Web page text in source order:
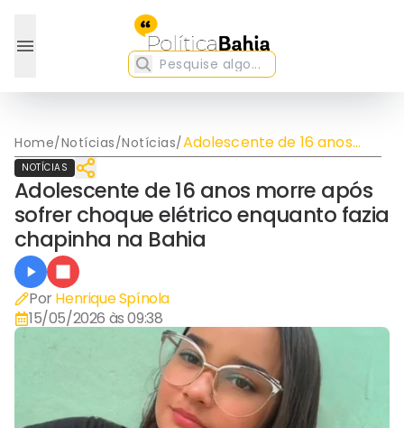
Home/Notícias/Notícias/Adolescente de 16 anos
morre após sofrer choque
chapinha na Bahia
NOTÍCIAS
Adolescente de 16 anos morre após
sofrer choque elétrico enquanto fazia
chapinha na Bahia
Por Henrique Spínola
15/05/2026 às 09:38